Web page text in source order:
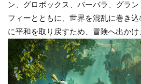
ン、グロボックス、バーバラ、グラ
フィーとともに、世界を混乱に巻き
に平和を取り戻すため、冒険へ出かけ